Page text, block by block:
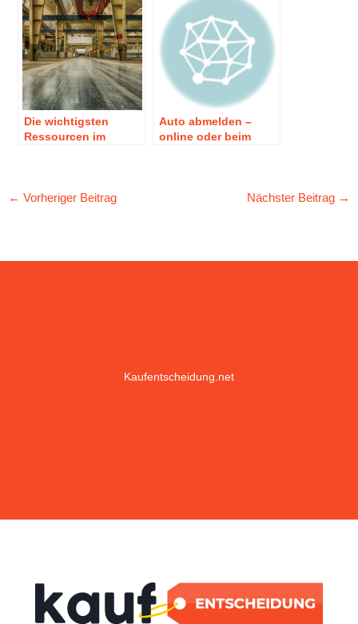
Die wichtigsten
Ressourcen im
Auto abmelden –
online oder beim
← Vorheriger Beitrag Nächster Beitrag →
Kaufentscheidung.net